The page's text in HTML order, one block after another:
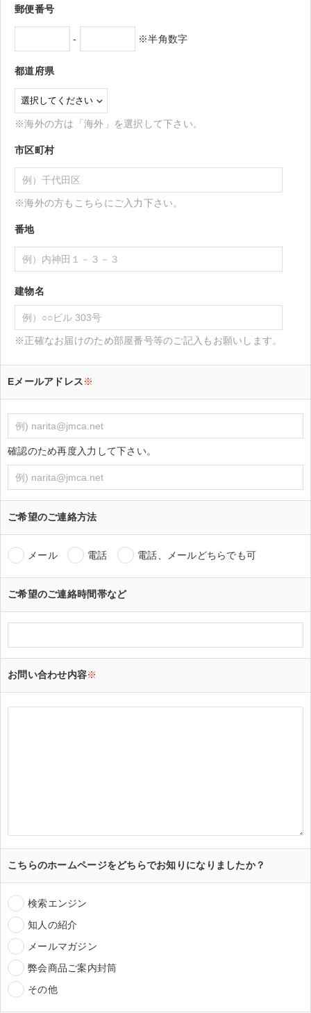
郵便番号
- ※半角数字
都道府県
※海外の方は「海外」を選択して下さい。
市区町村
※海外の方もこちらにご入力下さい。
番地
建物名
※正確なお届けのため部屋番号等のご記入もお願いします。
Eメールアドレス※
確認のため再度入力して下さい。
ご希望のご連絡方法
メール 電話 電話、メールどちらでも可
ご希望のご連絡時間帯など
お問い合わせ内容※
こちらのホームページをどちらでお知りになりましたか？
検索エンジン
知人の紹介
メールマガジン
弊会商品ご案内封筒
その他